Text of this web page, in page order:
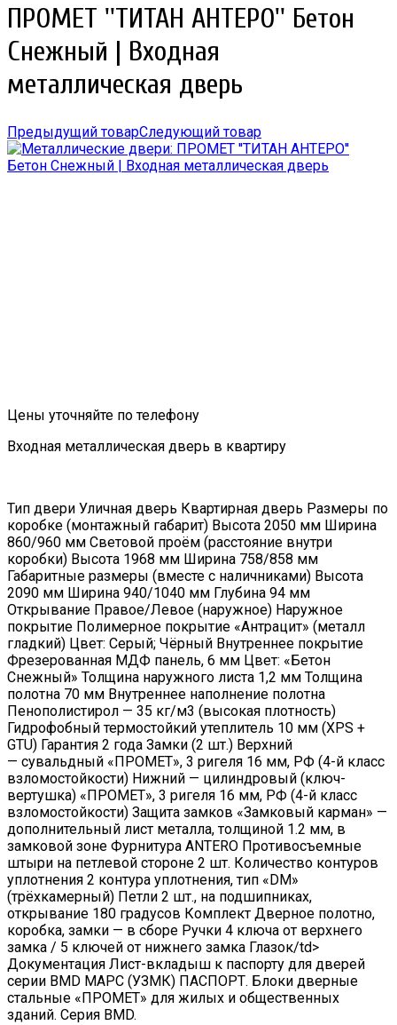
ПРОМЕТ ''ТИТАН АНТЕРО'' Бетон
Снежный | Входная
металлическая дверь
Предыдущий товарСледующий товар
Цены уточняйте по телефону
Входная металлическая дверь в квартиру
Тип двери Уличная дверь Квартирная дверь Размеры по
коробке (монтажный габарит) Высота 2050 мм Ширина
860/960 мм Световой проём (расстояние внутри
коробки) Высота 1968 мм Ширина 758/858 мм
Габаритные размеры (вместе с наличниками) Высота
2090 мм Ширина 940/1040 мм Глубина 94 мм
Открывание Правое/Левое (наружное) Наружное
покрытие Полимерное покрытие «Антрацит» (металл
гладкий) Цвет: Серый; Чёрный Внутреннее покрытие
Фрезерованная МДФ панель, 6 мм Цвет: «Бетон
Снежный» Толщина наружного листа 1,2 мм Толщина
полотна 70 мм Внутреннее наполнение полотна
Пенополистирол — 35 кг/м3 (высокая плотность)
Гидрофобный термостойкий утеплитель 10 мм (XPS +
GTU) Гарантия 2 года Замки (2 шт.) Верхний
— сувальдный «ПРОМЕТ», 3 ригеля 16 мм, РФ (4-й класс
взломостойкости) Нижний — цилиндровый (ключ-
вертушка) «ПРОМЕТ», 3 ригеля 16 мм, РФ (4-й класс
взломостойкости) Защита замков «Замковый карман» —
дополнительный лист металла, толщиной 1.2 мм, в
замковой зоне Фурнитура ANTERO Противосъемные
штыри на петлевой стороне 2 шт. Количество контуров
уплотнения 2 контура уплотнения, тип «DM»
(трёхкамерный) Петли 2 шт., на подшипниках,
открывание 180 градусов Комплект Дверное полотно,
коробка, замки — в сборе Ручки 4 ключа от верхнего
замка / 5 ключей от нижнего замка Глазок/td>
Документация Лист-вкладыш к паспорту для дверей
серии BMD МАРС (УЗМК) ПАСПОРТ. Блоки дверные
стальные «ПРОМЕТ» для жилых и общественных
зданий. Серия BMD.